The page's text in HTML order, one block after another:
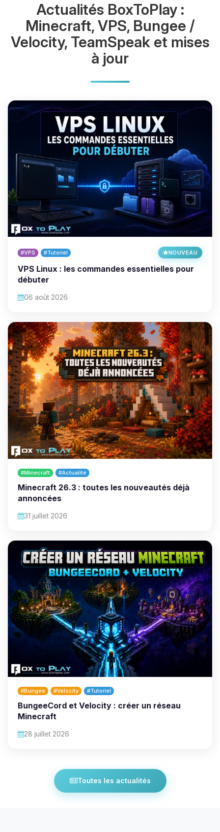
Actualités BoxToPlay :
Minecraft, VPS, Bungee /
Velocity, TeamSpeak et mises
à jour
#VPS #Tutoriel NOUVEAU
VPS Linux : les commandes essentielles pour
débuter
06 août 2026
#Minecraft #Actualité
Minecraft 26.3 : toutes les nouveautés déjà
annoncées
31 juillet 2026
#Bungee #Velocity #Tutoriel
BungeeCord et Velocity : créer un réseau
Minecraft
28 juillet 2026
Toutes les actualités